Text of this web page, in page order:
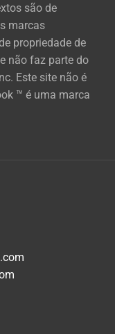
são de
marcas
propriedade de
não faz parte do
Este site não é
™ é uma marca